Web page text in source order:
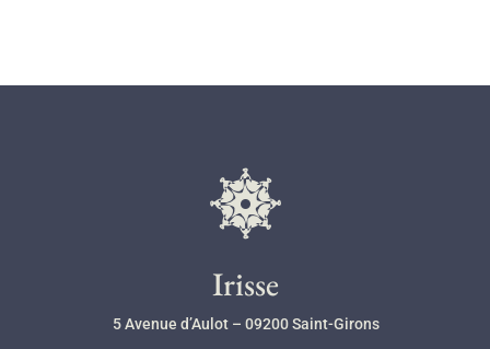
l
Irisse
5 Avenue d’Aulot – 09200 Saint-Girons